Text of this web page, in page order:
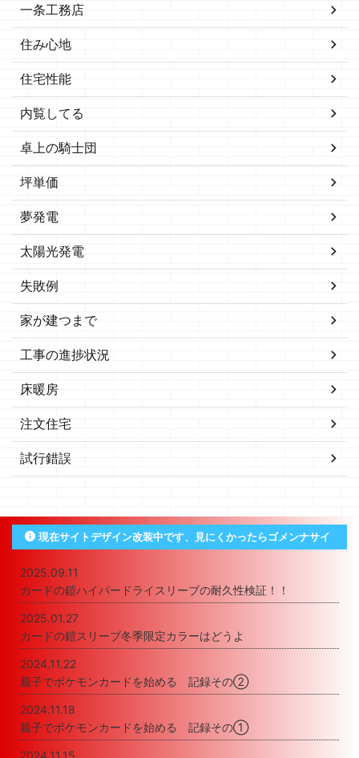
一条工務店
住み心地
住宅性能
内覧してる
卓上の騎士団
坪単価
夢発電
太陽光発電
失敗例
家が建つまで
工事の進捗状況
床暖房
注文住宅
試行錯誤
現在サイトデザイン改装中です、見にくかったらゴメンナサイ
2025.09.11
カードの鎧ハイパードライスリーブの耐久性検証！！
2025.01.27
カードの鎧スリーブ冬季限定カラーはどうよ
2024.11.22
親子でポケモンカードを始める 記録その②
2024.11.18
親子でポケモンカードを始める 記録その①
2024.11.15